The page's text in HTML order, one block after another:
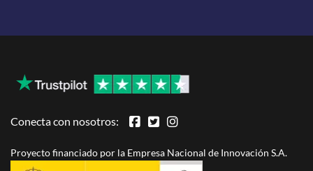
Conecta con nosotros:
Proyecto financiado por la Empresa Nacional de Innovación S.A.